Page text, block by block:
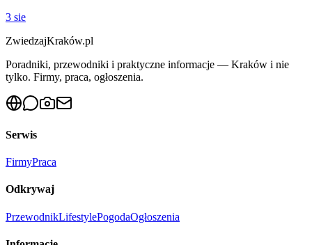
3 sie
ZwiedzajKraków.pl
Poradniki, przewodniki i praktyczne informacje — Kraków i nie
tylko. Firmy, praca, ogłoszenia.
Serwis
FirmyPraca
Odkrywaj
PrzewodnikLifestylePogodaOgłoszenia